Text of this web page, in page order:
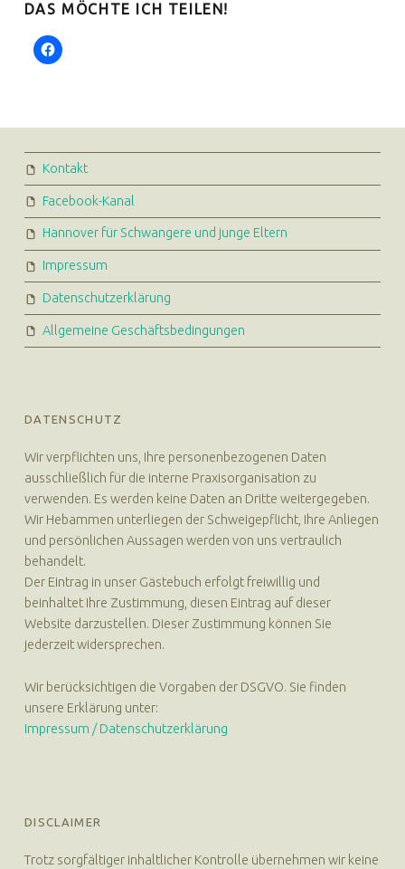
DAS MÖCHTE ICH TEILEN!
FOOTER SIDEBAR
Kontakt
Facebook-Kanal
Hannover für Schwangere und junge Eltern
Impressum
Datenschutzerklärung
Allgemeine Geschäftsbedingungen
DATENSCHUTZ
Wir verpflichten uns, Ihre personenbezogenen Daten
ausschließlich für die interne Praxisorganisation zu
verwenden. Es werden keine Daten an Dritte weitergegeben.
Wir Hebammen unterliegen der Schweigepflicht, Ihre Anliegen
und persönlichen Aussagen werden von uns vertraulich
behandelt.
Der Eintrag in unser Gästebuch erfolgt freiwillig und
beinhaltet Ihre Zustimmung, diesen Eintrag auf dieser
Website darzustellen. Dieser Zustimmung können Sie
jederzeit widersprechen.
Wir berücksichtigen die Vorgaben der DSGVO. Sie finden
unsere Erklärung unter:
Impressum / Datenschutzerklärung
DISCLAIMER
Trotz sorgfältiger inhaltlicher Kontrolle übernehmen wir keine